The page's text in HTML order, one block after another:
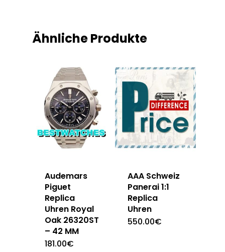
Ähnliche Produkte
Audemars
Piguet
Replica
Uhren Royal
Oak 26320ST
– 42 MM
181.00€
AAA Schweiz
Panerai 1:1
Replica
Uhren
550.00€